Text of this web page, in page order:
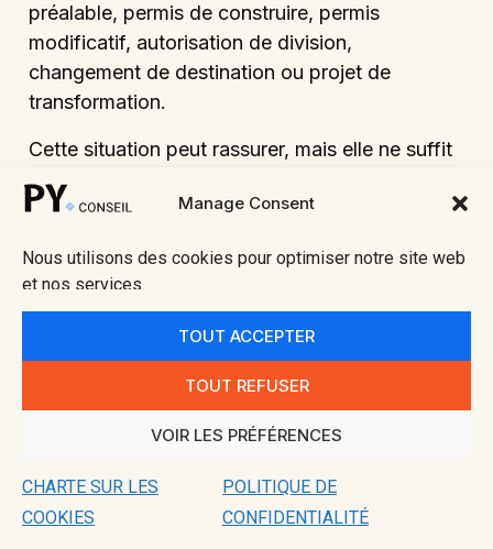
Manage Consent
Nous utilisons des cookies pour optimiser notre site web
et nos services.
TOUT ACCEPTER
TOUT REFUSER
VOIR LES PRÉFÉRENCES
CHARTE SUR LES
COOKIES
POLITIQUE DE
CONFIDENTIALITÉ
préalable, permis de construire, permis
modificatif, autorisation de division,
changement de destination ou projet de
transformation.
Cette situation peut rassurer, mais elle ne suffit
pas toujours.
contre une décision de non-opposition à
déclaration préalable ou un permis court à
compter du premier jour d’une période continue
de deux mois d’affichage sur le terrain. Cette
article R. 600-2 du Code de
l’urbanisme.
du recours gracieux ou hiérarchique. L’
L. 600-12-2 du Code de l’urbanisme